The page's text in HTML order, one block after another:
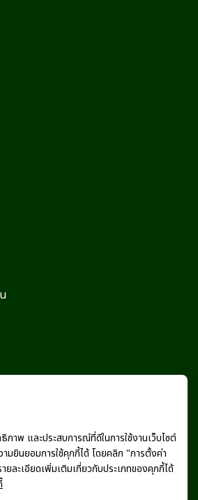
นไหวล่าสุดจากทาง
ภาพ และประสบการณ์ที่ดีในการใช้งานเว็บไซต์
มยินยอมการใช้คุกกี้ได้ โดยคลิก "การตั้งค่า
ยละเอียดเพิ่มเติมเกี่ยวกับประเภทของคุกกี้ได้